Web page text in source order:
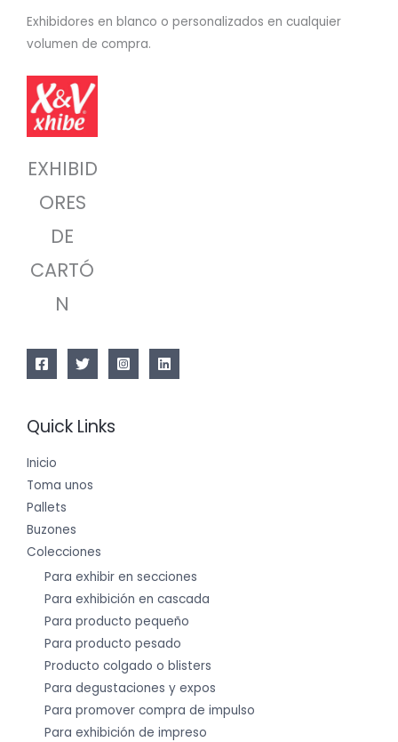
Exhibidores en blanco o personalizados en cualquier
volumen de compra.
EXHIBID
ORES
DE
CARTÓ
N
Quick Links
Inicio
Toma unos
Pallets
Buzones
Colecciones
Para exhibir en secciones
Para exhibición en cascada
Para producto pequeño
Para producto pesado
Producto colgado o blisters
Para degustaciones y expos
Para promover compra de impulso
Para exhibición de impreso